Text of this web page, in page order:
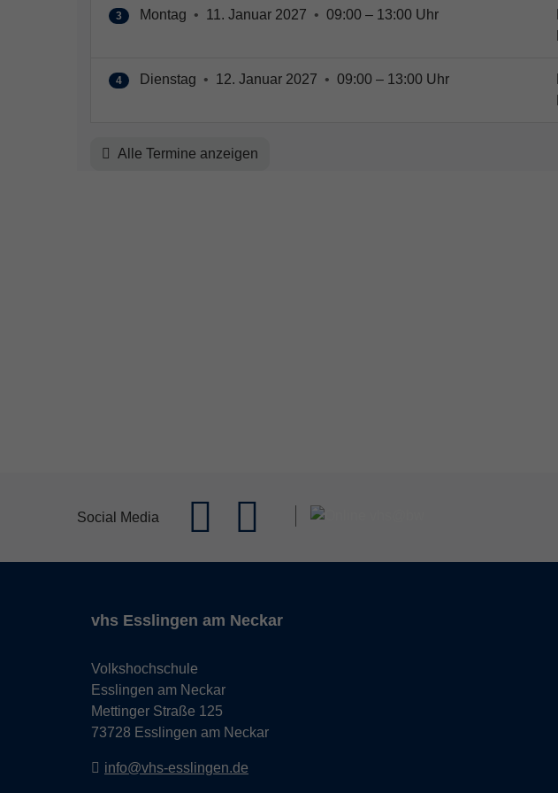
3 Montag • 11. Januar 2027 • 09:00 – 13:00 Uhr
4 Dienstag • 12. Januar 2027 • 09:00 – 13:00 Uhr
Alle Termine anzeigen
Social Media
vhs Esslingen am Neckar
Volkshochschule
Esslingen am Neckar
Mettinger Straße 125
73728 Esslingen am Neckar
info@vhs-esslingen.de